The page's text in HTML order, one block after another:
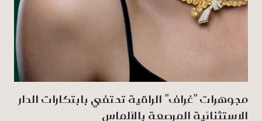
مجوهرات "غراف" الراقية تحتفي بابتكارات الدار
الاستثنائية المرصعة بالألماس